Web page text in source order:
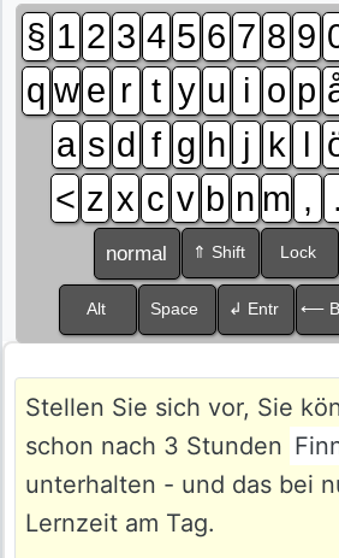
§ 1 2 3 4 5 6 7 8 9
q w e r t y u i o p
a s d f g h j k l
< z x c v b n m , .
normal ⇑ Shift Lock
Alt Space ↲ Entr ⟵
Stellen Sie sich vor, Sie
schon nach 3 Stunden
unterhalten - und das bei
Lernzeit am Tag.